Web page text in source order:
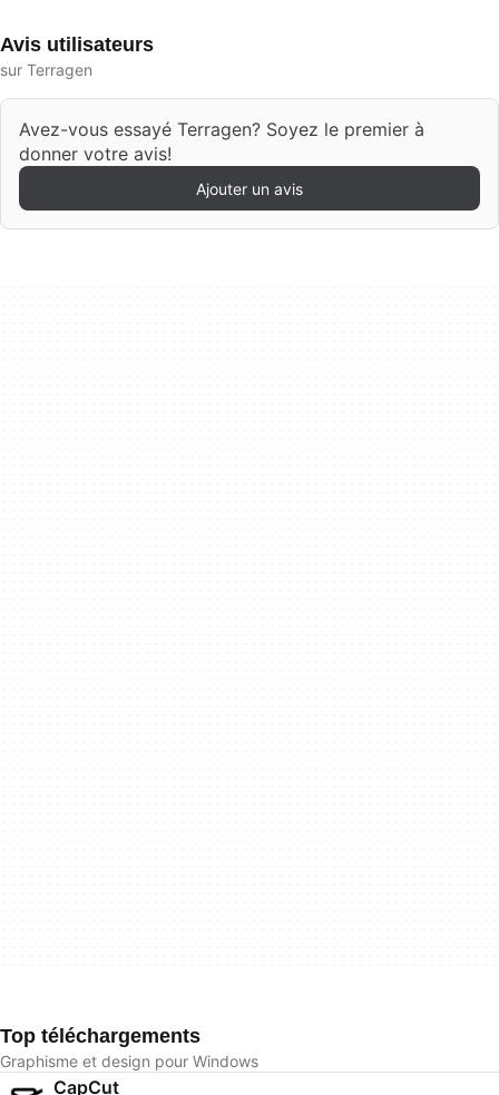
Avis utilisateurs
sur Terragen
Avez-vous essayé Terragen? Soyez le premier à
donner votre avis!
Ajouter un avis
Top téléchargements
Graphisme et design pour Windows
CapCut